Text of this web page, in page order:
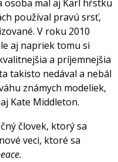
osoba mal aj Karl hŕstku
používal pravú srsť,
V roku 2010
aj napriek tomu si
a príjemnejšia
takisto nedával a nebál
známych modeliek,
Kate Middleton.
človek, ktorý sa
veci, ktoré sa